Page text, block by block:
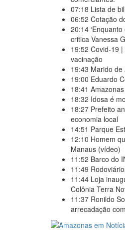
07:18 Lista de
06:52 Cotação
20:14
critica Vanessa
19:52 Covid-19
vacinação
19:43 Marido
19:00 Eduardo
18:41
18:32 Idosa é
18:27 Prefeito
economia local
14:51 Parque
12:10 Homem
Manaus (vídeo)
11:52 Barco do
11:49
11:44 Loja
Colônia Terra
11:37 Ronildo
arrecadação